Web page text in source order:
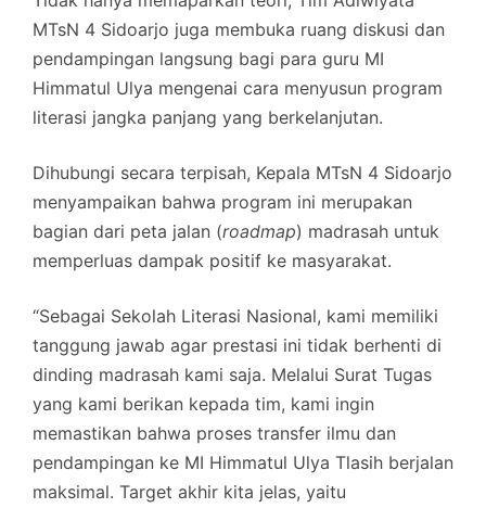
MTsN 4 Sidoarjo juga membuka ruang diskusi dan
pendampingan langsung bagi para guru MI
Himmatul Ulya mengenai cara menyusun program
literasi jangka panjang yang berkelanjutan.
Dihubungi secara terpisah, Kepala MTsN 4 Sidoarjo
menyampaikan bahwa program ini merupakan
bagian dari peta jalan (roadmap) madrasah untuk
memperluas dampak positif ke masyarakat.
“Sebagai Sekolah Literasi Nasional, kami memiliki
tanggung jawab agar prestasi ini tidak berhenti di
dinding madrasah kami saja. Melalui Surat Tugas
yang kami berikan kepada tim, kami ingin
memastikan bahwa proses transfer ilmu dan
pendampingan ke MI Himmatul Ulya Tlasih berjalan
maksimal. Target akhir kita jelas, yaitu